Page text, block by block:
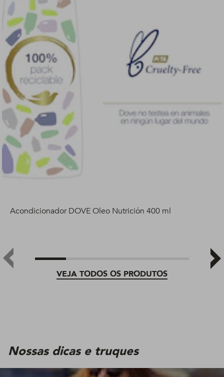
VEJA TODOS OS PRODUTOS
Acondicionador DOVE Oleo Nutrición 400 ml
Nossas dicas e truques